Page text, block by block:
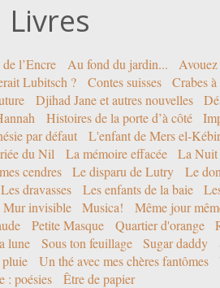
Livres
l’Encre Au fond du jardin...
Lubitsch ? Contes suisses Crabes
Djihad Jane et autres nouvelles
Histoires de la porte d’à côté
par défaut L'enfant de Mers el-Kébir
du Nil La mémoire effacée La Nuit
cendres Le disparu de Lutry Le
Les dravasses Les enfants de la baie
Mur invisible Musica! Même jour
Petite Masque Quartier d'orange
lune Sous ton feuillage Sugar daddy
Un thé avec mes chères fantômes
: poésies
Être de papier